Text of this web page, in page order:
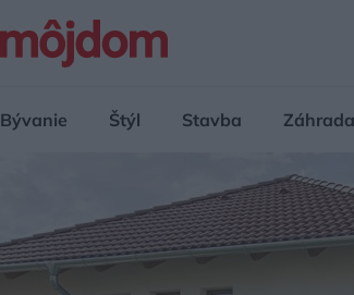
Bývanie Štýl Stavba Záhrada